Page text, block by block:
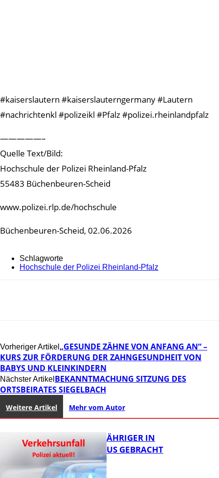
#kaiserslautern #kaiserslauterngermany #Lautern
#nachrichtenkl #polizeikl #Pfalz #polizei.rheinlandpfalz
—————–
Quelle Text/Bild:
Hochschule der Polizei Rheinland-Pfalz
55483 Büchenbeuren-Scheid
www.polizei.rlp.de/hochschule
Büchenbeuren-Scheid, 02.06.2026
Schlagworte
Hochschule der Polizei Rheinland-Pfalz
Vorheriger Artikel „GESUNDE ZÄHNE VON ANFANG AN“ –
KURS ZUR FÖRDERUNG DER ZAHNGESUNDHEIT VON
BABYS UND KLEINKINDERN
Nächster Artikel BEKANNTMACHUNG SITZUNG DES
ORTSBEIRATES SIEGELBACH
Weitere Artikel Mehr vom Autor
UNFALL: 58-JÄHRIGER IN
KRANKENHAUS GEBRACHT